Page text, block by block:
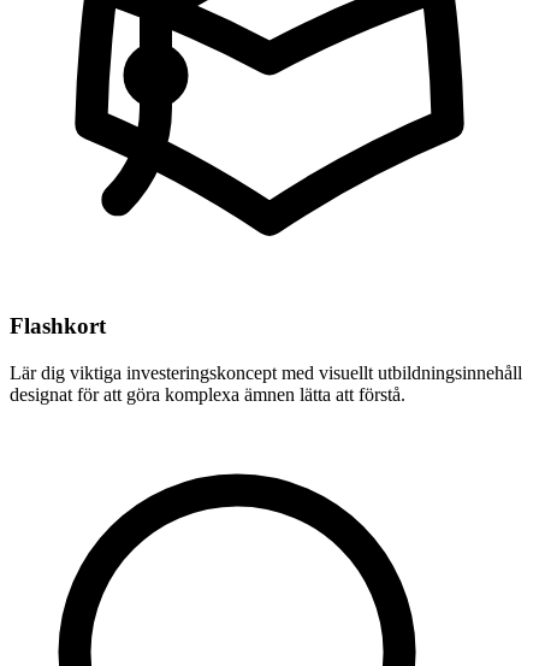
Flashkort
Lär dig viktiga investeringskoncept med visuellt utbildningsinnehåll
designat för att göra komplexa ämnen lätta att förstå.